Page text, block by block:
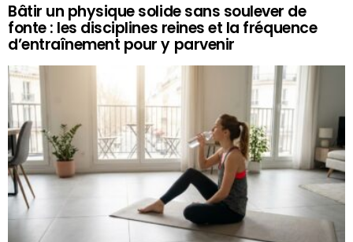
Bâtir un physique solide sans soulever de
fonte : les disciplines reines et la fréquence
d’entraînement pour y parvenir